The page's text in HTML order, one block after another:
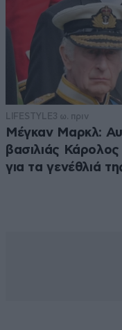
LIFESTYLE3 ω. πριν
Μέγκαν Μαρκλ:
βασιλιάς
για τα γενέθλιά